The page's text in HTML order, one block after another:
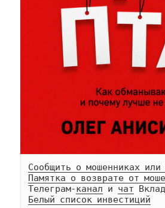
Сообщить о мошенниках или
Памятка о возврате от
Телеграм-канал и чат
Белый список инвестиций